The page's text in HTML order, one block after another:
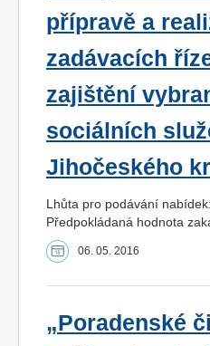
přípravě a
zadávacích
zajištění
sociálních
Jihočeského
Lhůta pro podávání
Předpokládaná hodnota
06. 05. 2016
„Poradenské